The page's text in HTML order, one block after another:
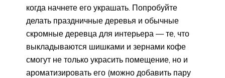
когда начнете его украшать. Попробуйте
делать праздничные деревья и обычные
скромные деревца для интерьера — те, что
выкладываются шишками и зернами кофе
смогут не только украсить помещение, но и
ароматизировать его (можно добавить пару